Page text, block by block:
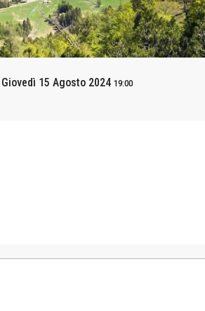
Giovedì 15 Agosto 2024 19:00